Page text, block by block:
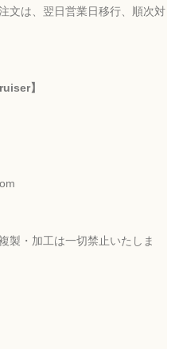
文は、翌日営業日移行、順次対
】
製・加工は一切禁止いたしま